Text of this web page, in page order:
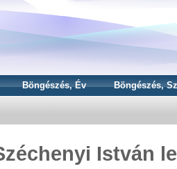
Böngészés, Év Böngészés,
István